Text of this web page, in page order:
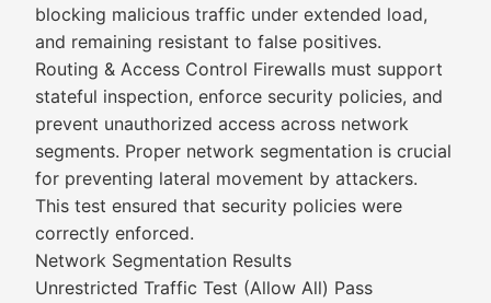
blocking malicious traffic under extended load,
and remaining resistant to false positives.
Routing & Access Control Firewalls must support
stateful inspection, enforce security policies, and
prevent unauthorized access across network
segments. Proper network segmentation is crucial
for preventing lateral movement by attackers.
This test ensured that security policies were
correctly enforced.
Network Segmentation Results
Unrestricted Traffic Test (Allow All) Pass